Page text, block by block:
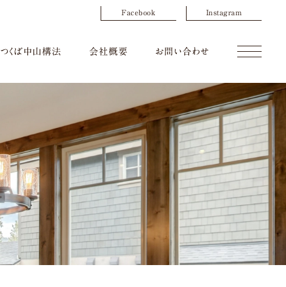
Click
つくば中山構法 会社概要 お問い合わせ
Facebook Instagram